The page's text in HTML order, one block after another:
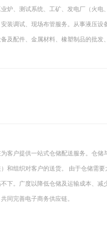
炉、测试系统、工矿、发电厂（火
装调试、现场布管服务。从事液压
及配件、金属材料、橡塑制品的批发
客户提供一站式仓储配送服务。仓
和组织对客户的送货。 由于仓储需
下。广度以降低仓储及运输成本、减
同完善电子商务供应链。